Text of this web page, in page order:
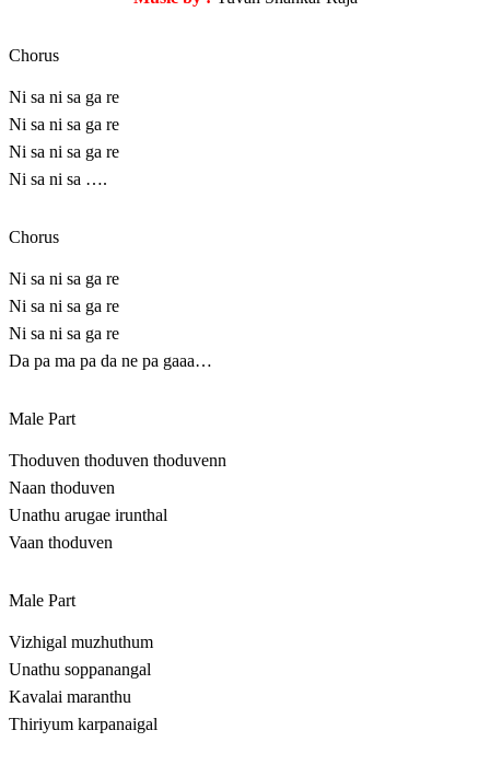
Chorus
Ni sa ni sa ga re
Ni sa ni sa ga re
Ni sa ni sa ga re
Ni sa ni sa ….
Chorus
Ni sa ni sa ga re
Ni sa ni sa ga re
Ni sa ni sa ga re
Da pa ma pa da ne pa gaaa…
Male Part
Thoduven thoduven thoduvenn
Naan thoduven
Unathu arugae irunthal
Vaan thoduven
Male Part
Vizhigal muzhuthum
Unathu soppanangal
Kavalai maranthu
Thiriyum karpanaigal